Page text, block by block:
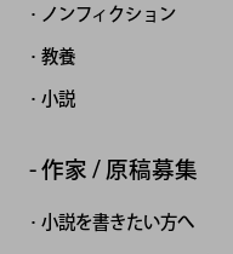
ノンフィクション
教養
小説
作家 / 原稿募集
小説を書きたい方へ